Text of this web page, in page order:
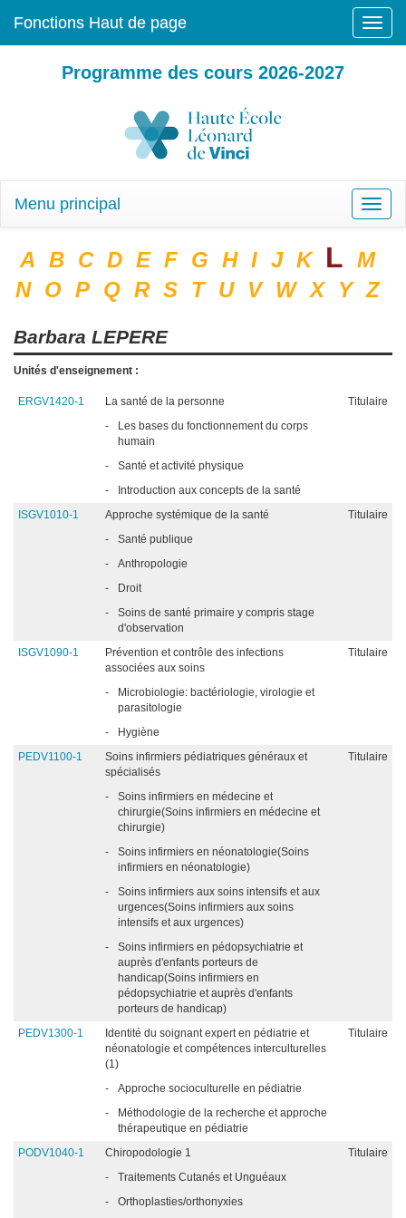
Toggle
Fonctions Haut de page
Programme des cours 2026-2027
Toggle
Menu principal
A B C D E F G H I J K L M
N O P Q R S T U V W X Y Z
Barbara LEPERE
Unités d'enseignement :
ERGV1420-1 La santé de la personne
Titulaire
-
Les bases du fonctionnement du corps
humain
-
Santé et activité physique
-
Introduction aux concepts de la santé
ISGV1010-1
Approche systémique de la santé
Titulaire
-
Santé publique
-
Anthropologie
-
Droit
-
Soins de santé primaire y compris stage
d'observation
ISGV1090-1
Prévention et contrôle des infections
associées aux soins
Titulaire
-
Microbiologie: bactériologie, virologie et
parasitologie
-
Hygiène
PEDV1100-1
Soins infirmiers pédiatriques généraux et
spécialisés
Titulaire
-
Soins infirmiers en médecine et
chirurgie(Soins infirmiers en médecine et
chirurgie)
-
Soins infirmiers en néonatologie(Soins
infirmiers en néonatologie)
-
Soins infirmiers aux soins intensifs et aux
urgences(Soins infirmiers aux soins
intensifs et aux urgences)
-
Soins infirmiers en pédopsychiatrie et
auprès d'enfants porteurs de
handicap(Soins infirmiers en
pédopsychiatrie et auprès d'enfants
porteurs de handicap)
PEDV1300-1
Identité du soignant expert en pédiatrie et
néonatologie et compétences interculturelles
(1)
Titulaire
-
Approche socioculturelle en pédiatrie
-
Méthodologie de la recherche et approche
thérapeutique en pédiatrie
PODV1040-1
Chiropodologie 1
Titulaire
-
Traitements Cutanés et Unguéaux
-
Orthoplasties/orthonyxies